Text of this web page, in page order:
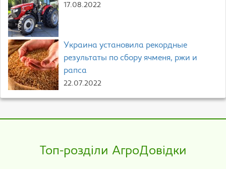
17.08.2022
Украина установила рекордные
результаты по сбору ячменя, ржи и
рапса
22.07.2022
Топ-розділи АгроДовідки